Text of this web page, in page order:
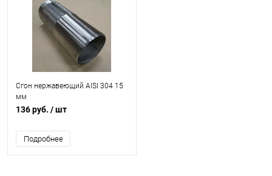
Сгон нержавеющий AISI 304 15
мм
136 руб. / шт
Подробнее